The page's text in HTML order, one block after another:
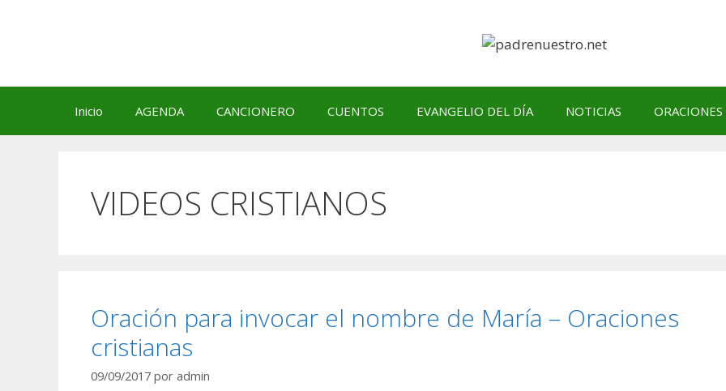
Inicio AGENDA CANCIONERO CUENTOS EVANGELIO DEL DÍA NOTICIAS ORACIONES
VIDEOS CRISTIANOS
Oración para invocar el nombre de María – Oraciones
cristianas
09/09/2017 por admin